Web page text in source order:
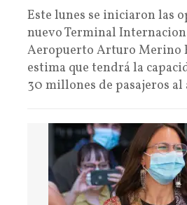
Este lunes se iniciaron las
nuevo Terminal
Aeropuerto Arturo Merino
estima que tendrá la
30 millones de pasajeros al